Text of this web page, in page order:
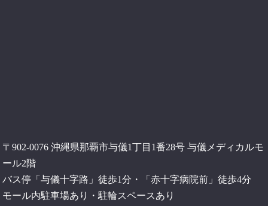
〒902-0076 沖縄県那覇市与儀1丁目1番28号 与儀メディカルモ
ール2階
バス停「与儀十字路」徒歩1分・「赤十字病院前」徒歩4分
モール内駐車場あり・駐輪スペースあり